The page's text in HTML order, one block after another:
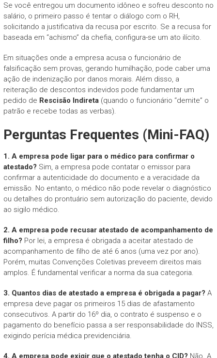
Se você entregou um documento idôneo e sofreu desconto no
salário, o primeiro passo é tentar o diálogo com o RH,
solicitando a justificativa da recusa por escrito. Se a recusa for
baseada em “achismo” da chefia, configura-se um ato ilícito.
Em situações onde a empresa acusa o funcionário de
falsificação sem provas, gerando humilhação, pode caber uma
ação de indenização por danos morais. Além disso, a
reiteração de descontos indevidos pode fundamentar um
pedido de Rescisão Indireta(quando o funcionário “demite” o
patrão e recebe todas as verbas).
Perguntas Frequentes (Mini-FAQ)
1. A empresa pode ligar para o médico para confirmar o
atestado? Sim, a empresa pode contatar o emissor para
confirmar a autenticidade do documento e a veracidade da
emissão. No entanto, o médico não pode revelar o diagnóstico
ou detalhes do prontuário sem autorização do paciente, devido
ao sigilo médico.
2. A empresa pode recusar atestado de acompanhamento de
filho? Por lei, a empresa é obrigada a aceitar atestado de
acompanhamento de filho de até 6 anos (uma vez por ano).
Porém, muitas Convenções Coletivas preveem direitos mais
amplos. É fundamental verificar a norma da sua categoria.
3. Quantos dias de atestado a empresa é obrigada a pagar? A
empresa deve pagar os primeiros 15 dias de afastamento
consecutivos. A partir do 16º dia, o contrato é suspenso e o
pagamento do benefício passa a ser responsabilidade do INSS,
exigindo perícia médica previdenciária.
4. A empresa pode exigir que o atestado tenha o CID? Não. A